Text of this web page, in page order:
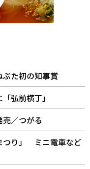
た初の知事賞
弘前横丁」
／つがる
つり」 ミニ電車など